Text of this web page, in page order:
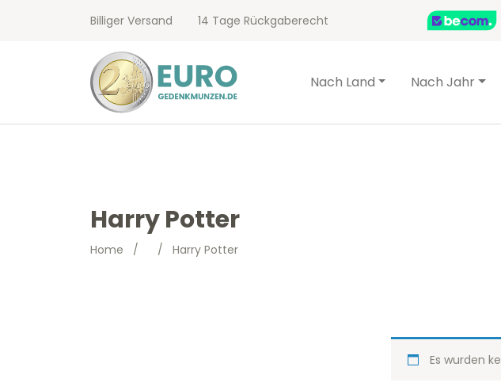
Billiger Versand 14 Tage Rückgaberecht
Nach Land Nach Jahr
Harry Potter
Home / / Harry Potter
Es wurden